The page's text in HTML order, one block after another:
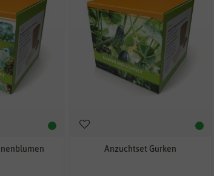
Anzuchtset Gurken